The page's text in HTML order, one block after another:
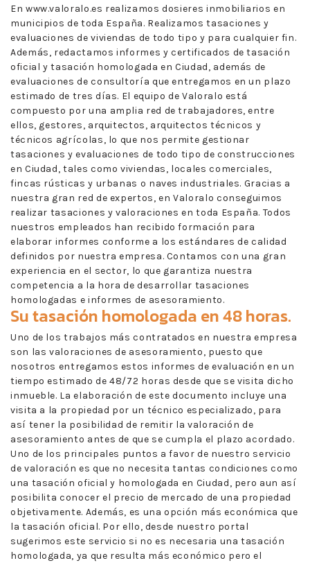
En www.valoralo.es realizamos dosieres inmobiliarios en
municipios de toda España. Realizamos tasaciones y
evaluaciones de viviendas de todo tipo y para cualquier fin.
Además, redactamos informes y certificados de tasación
oficial y tasación homologada en Ciudad, además de
evaluaciones de consultoría que entregamos en un plazo
estimado de tres días. El equipo de Valoralo está
compuesto por una amplia red de trabajadores, entre
ellos, gestores, arquitectos, arquitectos técnicos y
técnicos agrícolas, lo que nos permite gestionar
tasaciones y evaluaciones de todo tipo de construcciones
en Ciudad, tales como viviendas, locales comerciales,
fincas rústicas y urbanas o naves industriales. Gracias a
nuestra gran red de expertos, en Valoralo conseguimos
realizar tasaciones y valoraciones en toda España. Todos
nuestros empleados han recibido formación para
elaborar informes conforme a los estándares de calidad
definidos por nuestra empresa. Contamos con una gran
experiencia en el sector, lo que garantiza nuestra
competencia a la hora de desarrollar tasaciones
homologadas e informes de asesoramiento.
Su tasación homologada en 48 horas.
Uno de los trabajos más contratados en nuestra empresa
son las valoraciones de asesoramiento, puesto que
nosotros entregamos estos informes de evaluación en un
tiempo estimado de 48/72 horas desde que se visita dicho
inmueble. La elaboración de este documento incluye una
visita a la propiedad por un técnico especializado, para
así tener la posibilidad de remitir la valoración de
asesoramiento antes de que se cumpla el plazo acordado.
Uno de los principales puntos a favor de nuestro servicio
de valoración es que no necesita tantas condiciones como
una tasación oficial y homologada en Ciudad, pero aun así
posibilita conocer el precio de mercado de una propiedad
objetivamente. Además, es una opción más económica que
la tasación oficial. Por ello, desde nuestro portal
sugerimos este servicio si no es necesaria una tasación
homologada, ya que resulta más económico pero el